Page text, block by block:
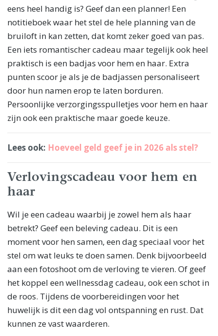
eens heel handig is? Geef dan een planner! Een
notitieboek waar het stel de hele planning van de
bruiloft in kan zetten, dat komt zeker goed van pas.
Een iets romantischer cadeau maar tegelijk ook heel
praktisch is een badjas voor hem en haar. Extra
punten scoor je als je de badjassen personaliseert
door hun namen erop te laten borduren.
Persoonlijke verzorgingsspulletjes voor hem en haar
zijn ook een praktische maar goede keuze.
Lees ook: Hoeveel geld geef je in 2026 als stel?
Verlovingscadeau voor hem en
haar
Wil je een cadeau waarbij je zowel hem als haar
betrekt? Geef een beleving cadeau. Dit is een
moment voor hen samen, een dag speciaal voor het
stel om wat leuks te doen samen. Denk bijvoorbeeld
aan een fotoshoot om de verloving te vieren. Of geef
het koppel een wellnessdag cadeau, ook een schot in
de roos. Tijdens de voorbereidingen voor het
huwelijk is dit een dag vol ontspanning en rust. Dat
kunnen ze vast waarderen.